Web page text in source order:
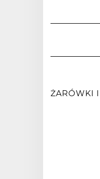
ŻARÓWKI